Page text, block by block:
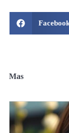
Mas